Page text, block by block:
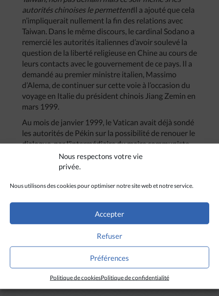
Nous respectons votre vie
privée.
Nous utilisons des cookies pour optimiser notre site web et notre service.
Accepter
Refuser
Préférences
Politique de cookiesPolitique de confidentialité
autoritéschinoises lepermettentIl a ajouté que cela
n’impliquerait nullement la fin des relations avec
Taiwan. Dans le même discours, le cardinal Sodano a
remercié les autorités italiennes d’avoir soulevé la
question de la liberté religieuse en Chine au cours de
leurs contacts avec le gouvernement de ce pays. Il a
demandé au premier ministre italien, Massimo
d’Alema, de continuer sur cette voie à l’occasion du
voyage en Italie du président chinois Jiang Zemin en
mars 1999.
Au mois de janvier 1999, le Vatican avait déjà sondé
les autorités de Pékin sur la possibilité de renouer le
dialogue, par l’intermédiaire du maire communiste
de Rome, en visite à Pékin (2).